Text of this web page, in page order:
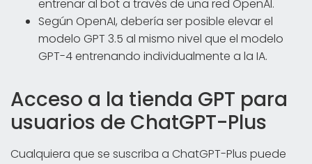
entrenar al bot a través de una red OpenAI.
Según OpenAI, debería ser posible elevar el
modelo GPT 3.5 al mismo nivel que el modelo
GPT-4 entrenando individualmente a la IA.
Acceso a la tienda GPT para
usuarios de ChatGPT-Plus
Cualquiera que se suscriba a ChatGPT-Plus puede